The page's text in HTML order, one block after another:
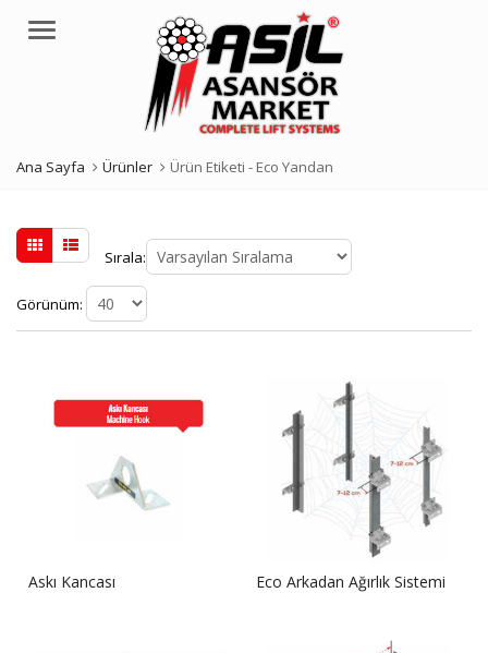
Menü
Ana Sayfa Ürünler Ürün Etiketi - Eco Yandan
Sırala:
Görünüm:
Askı Kancası Eco Arkadan Ağırlık Sistemi